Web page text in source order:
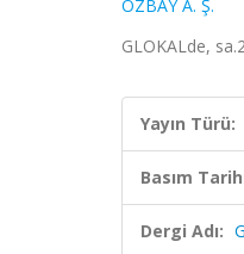
ÖZBAY A. Ş.
GLOKALde,
Yayın Türü:
Basım
Dergi Adı: